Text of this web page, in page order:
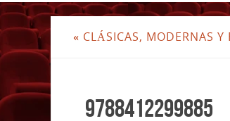
« CLÁSICAS, MODERNAS Y
9788412299885